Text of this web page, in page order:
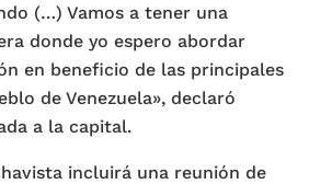
(…) Vamos a tener una
donde yo espero abordar
en beneficio de las principales
de Venezuela», declaró
a la capital.
incluirá una reunión de